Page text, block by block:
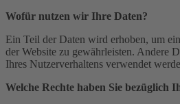
Wofür nutzen wir Ihre Daten?
Ein Teil der Daten wird erhoben, um
der Website zu gewährleisten. Andere
Ihres Nutzerverhaltens verwendet
Welche Rechte haben Sie bezüglich